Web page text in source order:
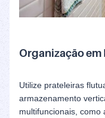
Organização em
Utilize prateleiras
armazenamento
multifuncionais, como